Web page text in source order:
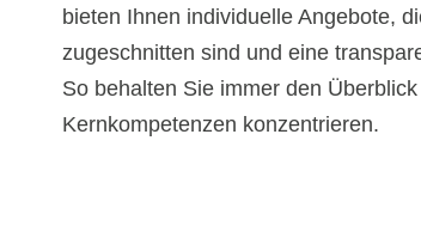
bieten Ihnen individuelle Angebote,
zugeschnitten sind und eine
So behalten Sie immer den
Kernkompetenzen konzentrieren.